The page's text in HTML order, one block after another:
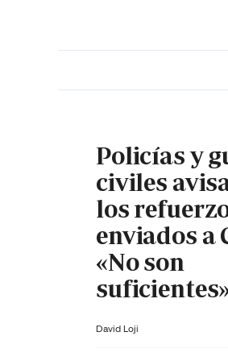
Policías y
civiles
los
enviados a
«No son
David Loji